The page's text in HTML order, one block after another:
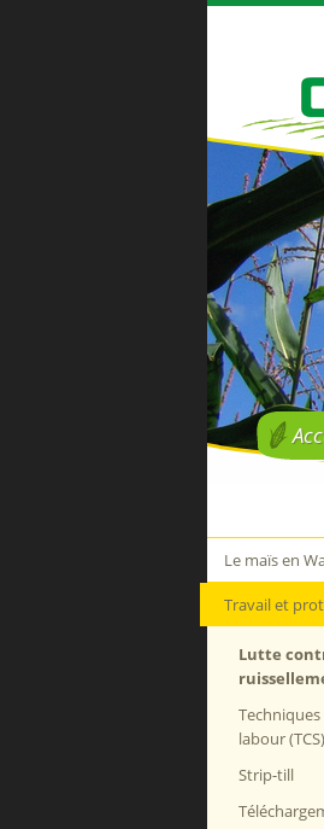
Le maïs en
Travail et
Lutte
labour (TCS)
Strip-till